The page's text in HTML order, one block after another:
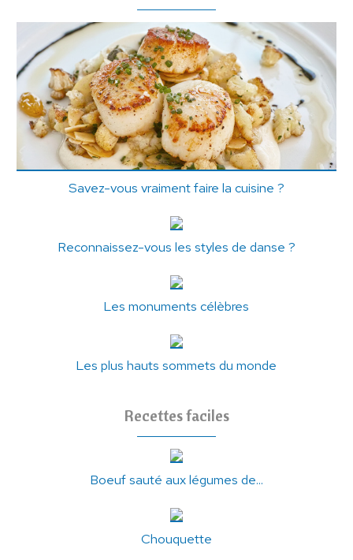
Savez-vous vraiment faire la cuisine ?
Reconnaissez-vous les styles de danse ?
Les monuments célèbres
Les plus hauts sommets du monde
Recettes faciles
Boeuf sauté aux légumes de...
Chouquette